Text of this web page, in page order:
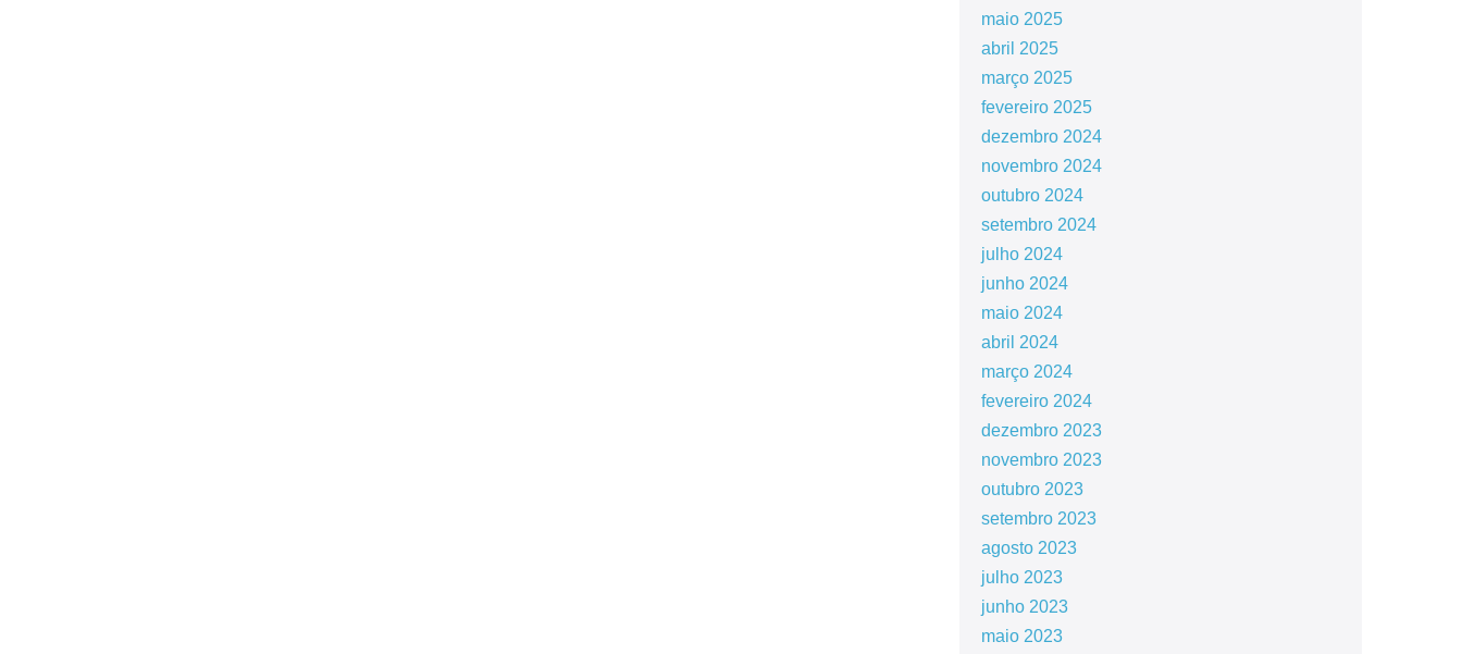
maio 2025
abril 2025
março 2025
fevereiro 2025
dezembro 2024
novembro 2024
outubro 2024
setembro 2024
julho 2024
junho 2024
maio 2024
abril 2024
março 2024
fevereiro 2024
dezembro 2023
novembro 2023
outubro 2023
setembro 2023
agosto 2023
julho 2023
junho 2023
maio 2023